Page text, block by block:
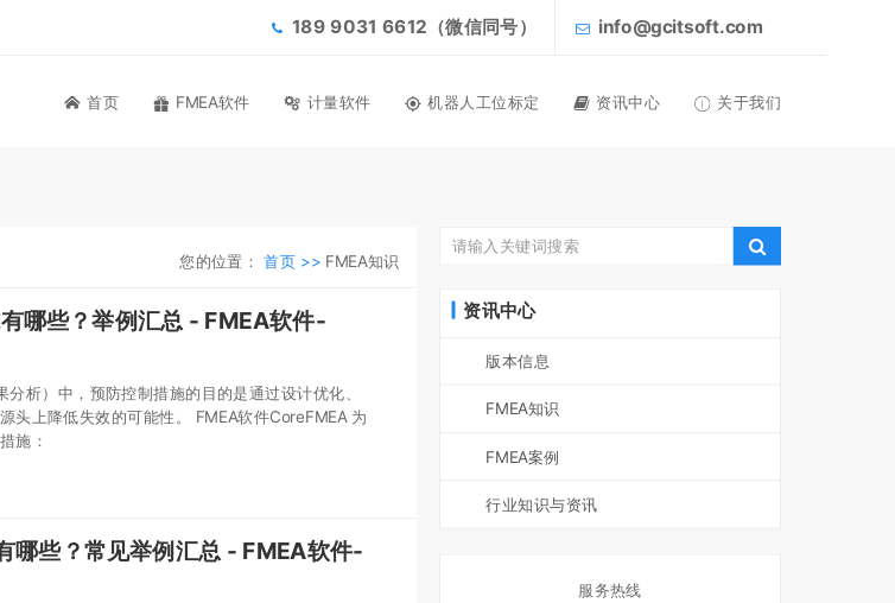
189 9031 6612（微信同号） info@gcitsoft.com
首页 FMEA软件 计量软件 机器人工位标定 资讯中心 关于我们
您的位置：首页 >> FMEA知识
哪些？举例汇总 - FMEA软件-
析）中，预防控制措施的目的是通过设计优化、
头上降低失效的可能性。 FMEA软件CoreFMEA 为
施：
哪些？常见举例汇总 - FMEA软件-
资讯中心
版本信息
FMEA知识
FMEA案例
行业知识与资讯
服务热线